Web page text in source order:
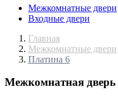
Межкомнатные двери
Входные двери
Главная
Межкомнатные двери
Платина 6
Межкомнатная дверь